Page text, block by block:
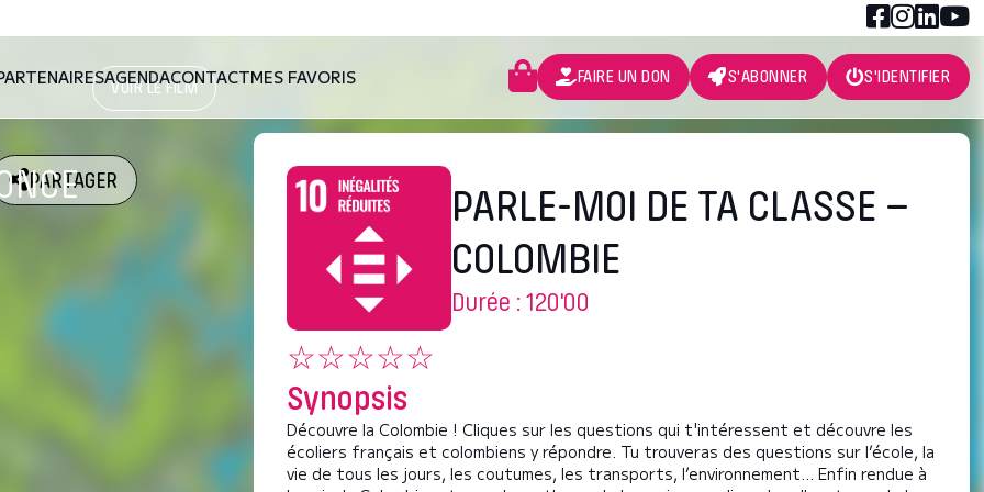
AGENDACONTACTMES FAVORIS FAIRE UN DON S'ABONNER S'IDENTIFIER
VOIR LE FILM
PARTAGER
PARLE-MOI DE TA CLASSE –
COLOMBIE
Durée : 120'00
☆☆☆☆☆
Synopsis
Découvre la Colombie ! Cliques sur les questions qui t'intéressent et découvre les
écoliers français et colombiens y répondre. Tu trouveras des questions sur l’école, la
vie de tous les jours, les coutumes, les transports, l’environnement... Enfin rendue à